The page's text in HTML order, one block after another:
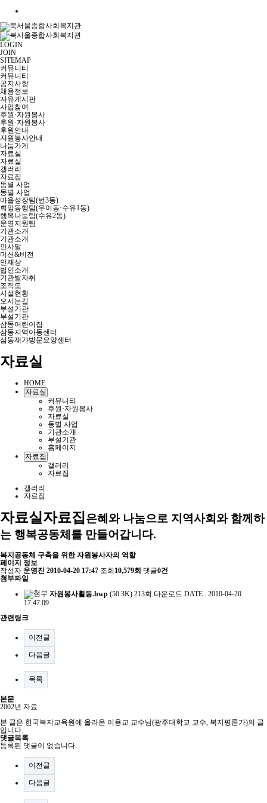
LOGIN
JOIN
SITEMAP
커뮤니티
커뮤니티
공지사항
채용정보
자유게시판
사업참여
후원·자원봉사
후원·자원봉사
후원안내
자원봉사안내
나눔가게
자료실
자료실
갤러리
자료집
동별 사업
동별 사업
마을성장팀(번3동)
희망동행팀(우이동·수유1동)
행복나눔팀(수유2동)
운영지원팀
기관소개
기관소개
인사말
미션&비전
인재상
법인소개
기관발자취
조직도
시설현황
오시는길
부설기관
부설기관
삼동어린이집
삼동지역아동센터
삼동재가방문요양센터
자료실
HOME
자료실
커뮤니티
후원·자원봉사
자료실
동별 사업
기관소개
부설기관
홈페이지
자료집
갤러리
자료집
갤러리
자료집
자료실자료집은혜와 나눔으로 지역사회와 함께하
는 행복공동체를 만들어갑니다.
복지공동체 구축을 위한 자원봉사자의 역할
페이지 정보
작성자 운영진 2010-04-20 17:47 조회 10,579회 댓글0건
첨부파일
자원봉사활동.hwp (50.3K) 213회 다운로드 DATE : 2010-04-20
17:47:09
관련링크
이전글
다음글
목록
본문
2002년 자료
본 글은 한국복지교육원에 올라온 이용교 교수님(광주대학교 교수, 복지평론가)의 글
입니다.
댓글목록
등록된 댓글이 없습니다.
이전글
다음글